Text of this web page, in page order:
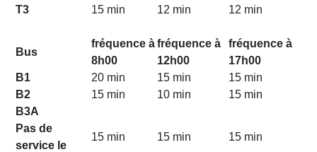
T3
15 min 12 min 12 min
Bus
fréquence à
8h00
fréquence à
12h00
fréquence à
17h00
B1
20 min 15 min
15 min
B2
15 min 10 min
15 min
B3A
Pas de
service le
15 min 15 min 15 min